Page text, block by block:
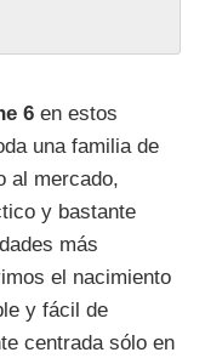
6 en estos
una familia de
al mercado,
y bastante
más
el nacimiento
y fácil de
centrada sólo en